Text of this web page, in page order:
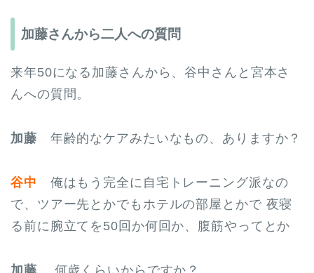
加藤さんから二人への質問
来年50になる加藤さんから、谷中さんと宮本さ
んへの質問。
加藤 年齢的なケアみたいなもの、ありますか？
谷中 俺はもう完全に自宅トレーニング派なの
で、ツアー先とかでもホテルの部屋とかで 夜寝
る前に腕立てを50回か何回か、腹筋やってとか
加藤 何歳くらいからですか？